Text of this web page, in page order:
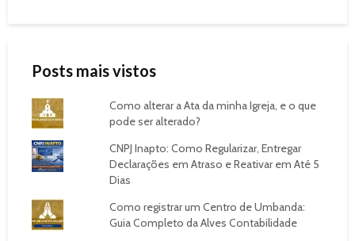
Posts mais vistos
Como alterar a Ata da minha Igreja, e o que
pode ser alterado?
CNPJ Inapto: Como Regularizar, Entregar
Declarações em Atraso e Reativar em Até 5
Dias
Como registrar um Centro de Umbanda:
Guia Completo da Alves Contabilidade